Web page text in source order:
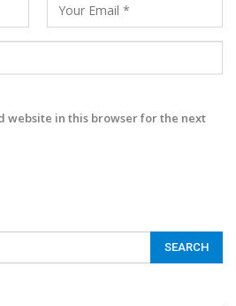
website in this browser for the next